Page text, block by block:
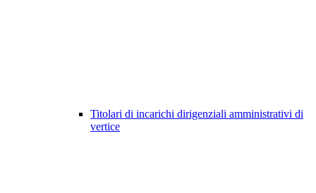
Titolari di incarichi dirigenziali amministrativi di
vertice